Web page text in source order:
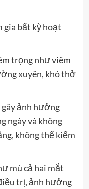
gia bất kỳ hoạt
trọng như viêm
xuyên, khó thở
ảnh hưởng
ngày và không
không thể kiểm
mù cả hai mắt
trị, ảnh hưởng